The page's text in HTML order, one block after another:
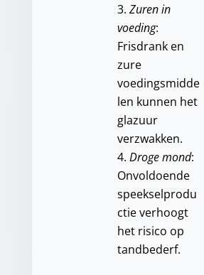
Zuren in
voeding:
Frisdrank en
zure
voedingsmidde
len kunnen het
glazuur
verzwakken.
Droge mond:
Onvoldoende
speekselprodu
ctie verhoogt
het risico op
tandbederf.